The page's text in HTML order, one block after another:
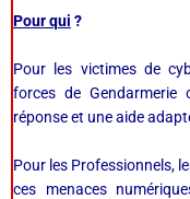
Pour qui ?
Pour les victimes de
forces de
réponse et une aide
Pour les Professionnels,
ces menaces